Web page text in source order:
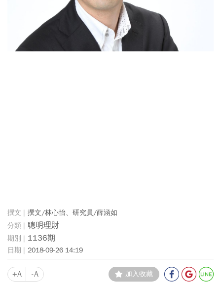
撰文/林心怡、研究員/薛涵如
聰明理財
1136期
2018-09-26 14:19
+A -A 加入收藏